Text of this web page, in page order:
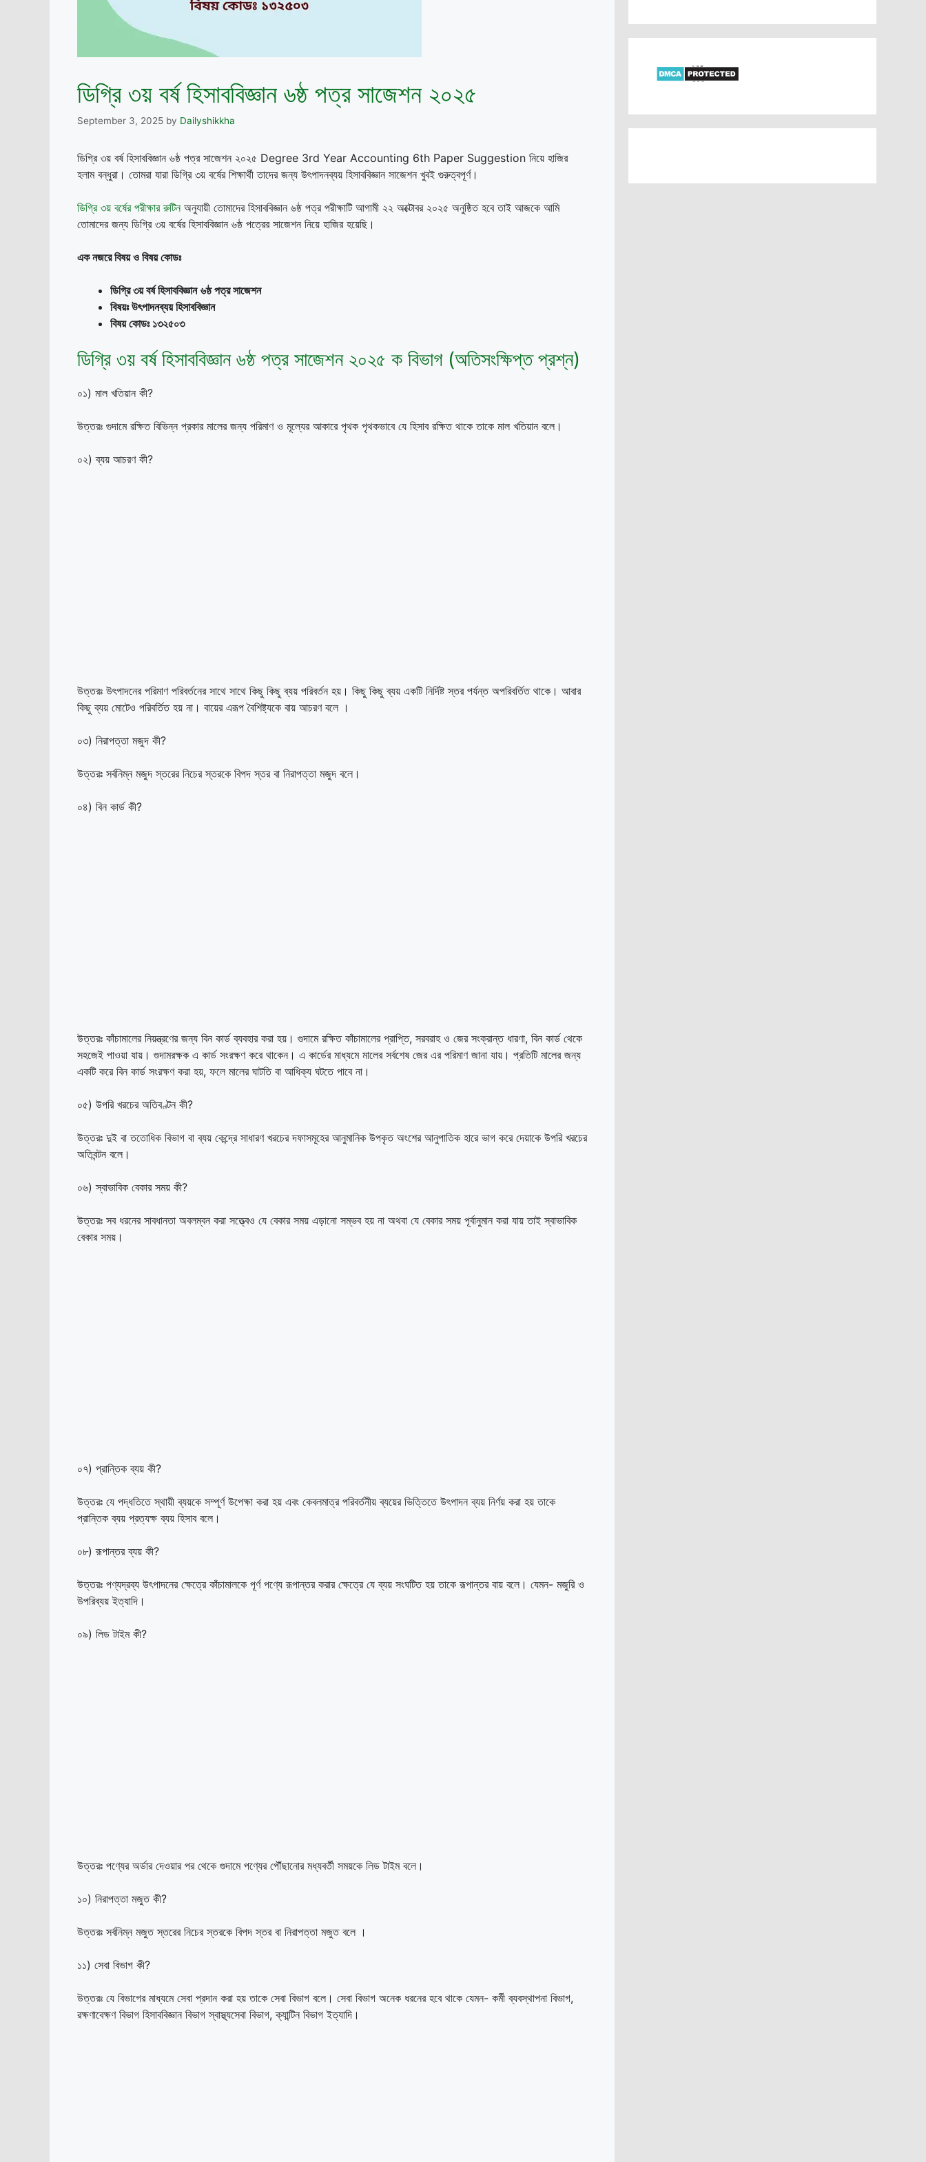
ডিগ্রি ৩য় বর্ষ হিসাববিজ্ঞান ৬ষ্ঠ পত্র সাজেশন ২০২৫
September 3, 2025 by Dailyshikkha
ডিগ্রি ৩য় বর্ষ হিসাববিজ্ঞান ৬ষ্ঠ পত্র সাজেশন ২০২৫ Degree 3rd Year Accounting 6th Paper Suggestion নিয়ে হাজির
হলাম বন্ধুরা। তোমরা যারা ডিগ্রি ৩য় বর্ষের শিক্ষার্থী তাদের জন্য উৎপাদনব্যয় হিসাববিজ্ঞান সাজেশন খুবই গুরুত্বপূর্ণ।
ডিগ্রি ৩য় বর্ষের পরীক্ষার রুটিনঅনুযায়ী তোমাদের হিসাববিজ্ঞান ৬ষ্ঠ পত্র পরীক্ষাটি আগামী ২২ অক্টোবর ২০২৫ অনুষ্ঠিত হবে তাই আজকে আমি
তোমাদের জন্য ডিগ্রি ৩য় বর্ষের হিসাববিজ্ঞান ৬ষ্ঠ পত্রের সাজেশন নিয়ে হাজির হয়েছি।
এক নজরে বিষয় ও বিষয় কোডঃ
ডিগ্রি ৩য় বর্ষ হিসাববিজ্ঞান ৬ষ্ঠ পত্র সাজেশন
বিষয়ঃ উৎপাদনব্যয় হিসাববিজ্ঞান
বিষয় কোডঃ ১৩২৫০৩
ডিগ্রি ৩য় বর্ষ হিসাববিজ্ঞান ৬ষ্ঠ পত্র সাজেশন ২০২৫ ক বিভাগ (অতিসংক্ষিপ্ত প্রশ্ন)
০১) মাল খতিয়ান কী?
উত্তরঃ গুদামে রক্ষিত বিভিন্ন প্রকার মালের জন্য পরিমাণ ও মূল্যের আকারে পৃথক পৃথকভাবে যে হিসাব রক্ষিত থাকে তাকে মাল খতিয়ান বলে।
০২) ব্যয় আচরণ কী?
উত্তরঃ উৎপাদনের পরিমাণ পরিবর্তনের সাথে সাথে কিছু কিছু ব্যয় পরিবর্তন হয়। কিছু কিছু ব্যয় একটি নির্দিষ্ট স্তর পর্যন্ত অপরিবর্তিত থাকে। আবার
কিছু ব্যয় মোটেও পরিবর্তিত হয় না। বায়ের এরূপ বৈশিষ্ট্যকে বায় আচরণ বলে ।
০৩) নিরাপত্তা মজুদ কী?
উত্তরঃ সর্বনিম্ন মজুদ স্তরের নিচের স্তরকে বিপদ স্তর বা নিরাপত্তা মজুদ বলে।
০৪) বিন কার্ড কী?
উত্তরঃ কাঁচামালের নিয়ন্ত্রণের জন্য বিন কার্ড ব্যবহার করা হয়। গুদামে রক্ষিত কাঁচামালের প্রাপ্তি, সরবরাহ ও জের সংক্রান্ত ধারণা, বিন কার্ড থেকে
সহজেই পাওয়া যায়। গুদামরক্ষক এ কার্ড সংরক্ষণ করে থাকেন। এ কার্ডের মাধ্যমে মালের সর্বশেষ জের এর পরিমাণ জানা যায়। প্রতিটি মালের জন্য
একটি করে বিন কার্ড সংরক্ষণ করা হয়, ফলে মালের ঘাটতি বা আধিক্য ঘটতে পাবে না।
০৫) উপরি খরচের অতিবণ্টন কী?
উত্তরঃ দুই বা ততোধিক বিভাগ বা ব্যয় কেন্দ্রে সাধারণ খরচের দফাসমূহের আনুমানিক উপকৃত অংশের আনুপাতিক হারে ভাগ করে দেয়াকে উপরি খরচের
অতিবন্টন বলে।
০৬) স্বাভাবিক বেকার সময় কী?
উত্তরঃ সব ধরনের সাবধানতা অবলম্বন করা সত্ত্বেও যে বেকার সময় এড়ানো সম্ভব হয় না অথবা যে বেকার সময় পূর্বানুমান করা যায় তাই স্বাভাবিক
বেকার সময়।
০৭) প্রান্তিক ব্যয় কী?
উত্তরঃ যে পদ্ধতিতে স্থায়ী ব্যয়কে সম্পূর্ণ উপেক্ষা করা হয় এবং কেবলমাত্র পরিবর্তনীয় ব্যয়ের ভিত্তিতে উৎপাদন ব্যয় নির্ণয় করা হয় তাকে
প্রান্তিক ব্যয় প্রত্যক্ষ ব্যয় হিসাব বলে।
০৮) রূপান্তর ব্যয় কী?
উত্তরঃ পণ্যদ্রব্য উৎপাদনের ক্ষেত্রে কাঁচামালকে পূর্ণ পণ্যে রূপান্তর করার ক্ষেত্রে যে ব্যয় সংঘটিত হয় তাকে রূপান্তর বায় বলে। যেমন- মজুরি ও
উপরিব্যয় ইত্যাদি।
০৯) লিড টাইম কী?
উত্তরঃ পণ্যের অর্ডার দেওয়ার পর থেকে গুদামে পণ্যের পৌঁছানোর মধ্যবর্তী সময়কে লিড টাইম বলে।
১০) নিরাপত্তা মজুত কী?
উত্তরঃ সর্বনিম্ন মজুত স্তরের নিচের স্তরকে বিপদ স্তর বা নিরাপত্তা মজুত বলে ।
১১) সেবা বিভাগ কী?
উত্তরঃ যে বিভাগের মাধ্যমে সেবা প্রদান করা হয় তাকে সেবা বিভাগ বলে। সেবা বিভাগ অনেক ধরনের হবে থাকে যেমন- কর্মী ব্যবস্থাপনা বিভাগ,
রক্ষণাবেক্ষণ বিভাগ হিসাববিজ্ঞান বিভাগ স্বাস্থ্যসেবা বিভাগ, ক্যান্টিন বিভাগ ইত্যাদি।